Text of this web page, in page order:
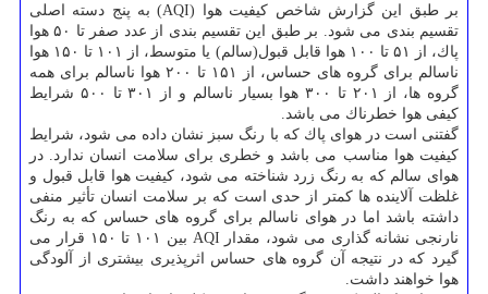
بر طبق این گزارش شاخص كیفیت هوا (AQI) به پنج دسته اصلی
تقسیم بندی می شود. بر طبق این تقسیم بندی از عدد صفر تا ۵۰ هوا
پاك، از ۵۱ تا ۱۰۰ هوا قابل قبول(سالم) یا متوسط، از ۱۰۱ تا ۱۵۰ هوا
ناسالم برای گروه های حساس، از ۱۵۱ تا ۲۰۰ هوا ناسالم برای همه
گروه ها، از ۲۰۱ تا ۳۰۰ هوا بسیار ناسالم و از ۳۰۱ تا ۵۰۰ شرایط
كیفی هوا خطرناك می باشد.
گفتنی است در هوای پاك كه با رنگ سبز نشان داده می شود، شرایط
كیفیت هوا مناسب می باشد و خطری برای سلامت انسان ندارد. در
هوای سالم كه به رنگ زرد شناخته می شود، كیفیت هوا قابل قبول و
غلظت آلاینده ها كمتر از حدی است كه بر سلامت انسان تأثیر منفی
داشته باشد اما در هوای ناسالم برای گروه های حساس كه به رنگ
نارنجی نشانه گذاری می شود، مقدار AQI بین ۱۰۱ تا ۱۵۰ قرار می
گیرد كه در نتیجه آن گروه های حساس اثرپذیری بیشتری از آلودگی
هوا خواهند داشت.